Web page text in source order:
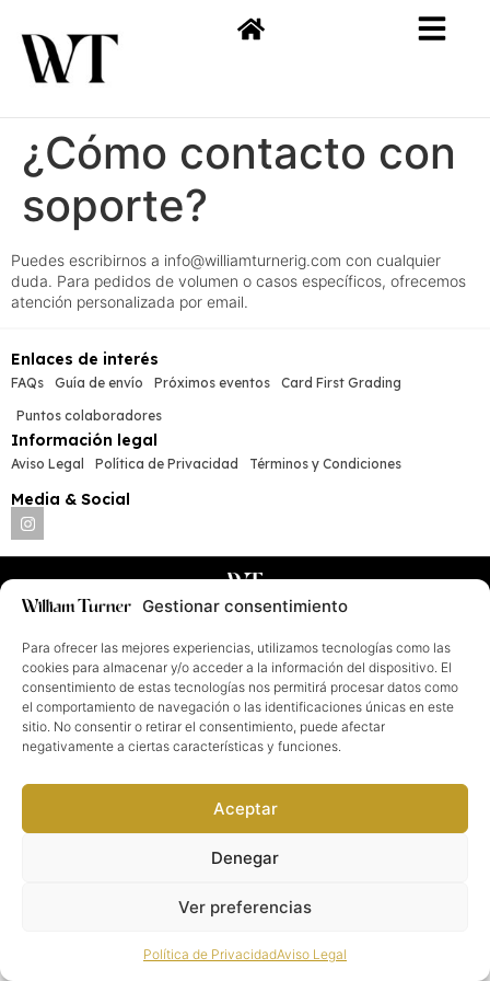
Gestionar consentimiento
Para ofrecer las mejores experiencias, utilizamos tecnologías como las
cookies para almacenar y/o acceder a la información del dispositivo. El
consentimiento de estas tecnologías nos permitirá procesar datos como
el comportamiento de navegación o las identificaciones únicas en este
sitio. No consentir o retirar el consentimiento, puede afectar
negativamente a ciertas características y funciones.
Aceptar
Denegar
Ver preferencias
Política de PrivacidadAviso Legal
¿Cómo contacto con
soporte?
Puedes escribirnos a info@williamturnerig.com con cualquier
duda. Para pedidos de volumen o casos específicos, ofrecemos
atención personalizada por email.
Enlaces de interés
FAQs Guía de envío Próximos eventos
Card First Grading
Puntos colaboradores
Información legal
Aviso Legal Política de Privacidad Términos y Condiciones
Media & Social
William Turner®. Todos los derechos reservados